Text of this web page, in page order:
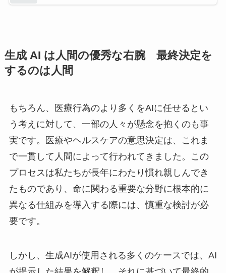
生成 AI は人間の優秀な右腕 最終決定を
するのは人間
もちろん、医療行為のより多くをAIに任せるとい
う考えに対して、一部の人々が懸念を抱くのも事
実です。医療やヘルスケアの意思決定は、これま
で一貫して人間によって行われてきました。この
プロセスは私たちが長年にわたり慣れ親しんでき
たものであり、命に関わる重要な分野に根本的に
異なる仕組みを導入する際には、慎重な検討が必
要です。
しかし、生成AIが使用される多くのケースでは、AI